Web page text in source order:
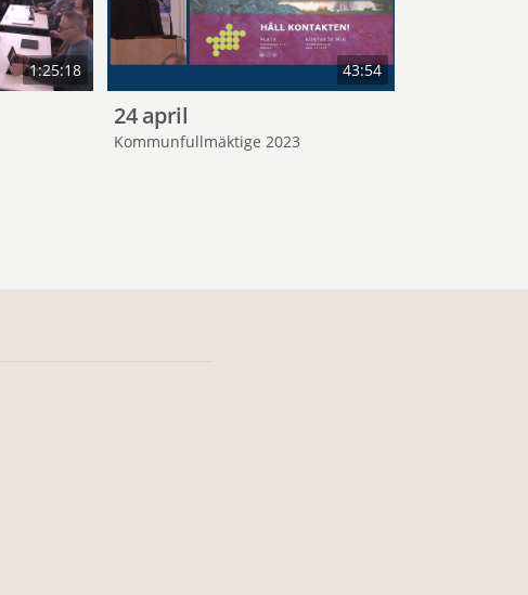
1:25:18 43:54
24 april
Kommunfullmäktige 2023